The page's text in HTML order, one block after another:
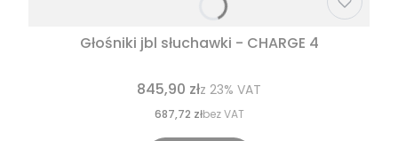
Głośniki jbl słuchawki - CHARGE 4
845,90 złz 23% VAT
687,72 złbez VAT